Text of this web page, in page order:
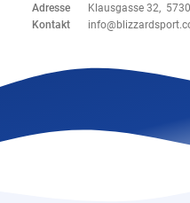
Adresse
Klausgasse 32,
Kontakt